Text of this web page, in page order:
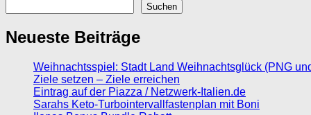
Suchen
Neueste Beiträge
Weihnachtsspiel: Stadt Land Weihnachtsglück (PNG
Ziele setzen – Ziele erreichen
Eintrag auf der Piazza / Netzwerk-Italien.de
Sarahs Keto-Turbointervallfastenplan mit Boni